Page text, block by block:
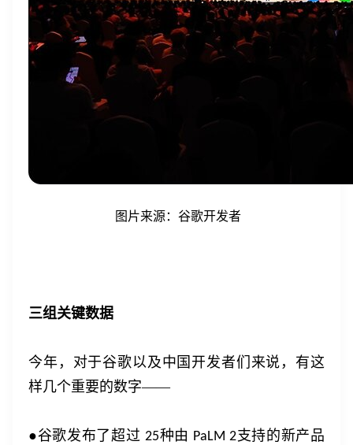
图片来源：谷歌开发者
三组关键数据
今年，对于谷歌以及中国开发者们来说，有这
样几个重要的数字——
●谷歌发布了超过 25种由 PaLM 2支持的新产品